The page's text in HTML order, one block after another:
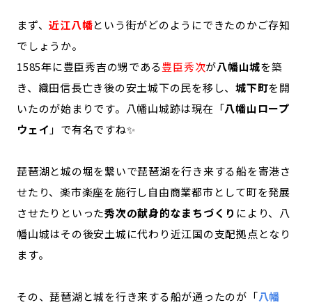
まず、近江八幡という街がどのようにできたのかご存知
でしょうか。
1585年に豊臣秀吉の甥である豊臣秀次が八幡山城を築
き、織田信長亡き後の安土城下の民を移し、 城下町を開
いたのが始まりです。八幡山城跡は現在「八幡山ロープ
ウェイ 」で有名ですね✨
琵琶湖と城の堀を繋いで琵琶湖を行き来する船を寄港さ
せたり、楽市楽座を施行し自由商業都市として町を発展
させたりといった秀次の献身的なまちづくり により、八
幡山城はその後安土城に代わり近江国の支配拠点となり
ます。
その、琵琶湖と城を行き来する船が通ったのが「八幡